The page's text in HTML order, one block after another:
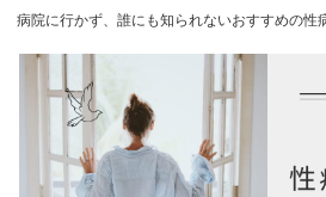
病院に行かず、誰にも知られないおすすめの性